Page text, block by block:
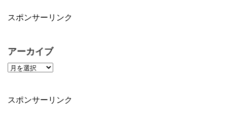
スポンサーリンク
アーカイブ
スポンサーリンク